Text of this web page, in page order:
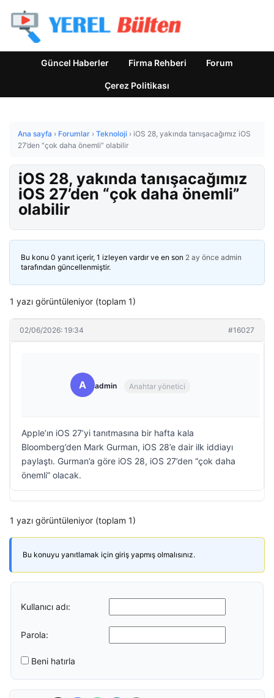
Güncel Haberler Firma Rehberi Forum
Çerez Politikası
Ana sayfa › Forumlar › Teknoloji › iOS 28, yakında tanışacağımız iOS
27’den “çok daha önemli” olabilir
iOS 28, yakında tanışacağımız
iOS 27’den “çok daha önemli”
olabilir
Bu konu 0 yanıt içerir, 1 izleyen vardır ve en son 2 ay önce admin
tarafından güncellenmiştir.
1 yazı görüntüleniyor (toplam 1)
02/06/2026: 19:34 #16027
A admin Anahtar yönetici
Apple’ın iOS 27’yi tanıtmasına bir hafta kala
Bloomberg’den Mark Gurman, iOS 28’e dair ilk iddiayı
paylaştı. Gurman’a göre iOS 28, iOS 27’den “çok daha
önemli” olacak.
1 yazı görüntüleniyor (toplam 1)
Bu konuyu yanıtlamak için giriş yapmış olmalısınız.
Kullanıcı adı:
Parola:
Beni hatırla